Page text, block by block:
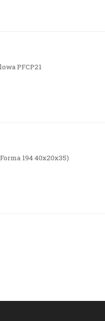
PFCP21
194 40x20x35)